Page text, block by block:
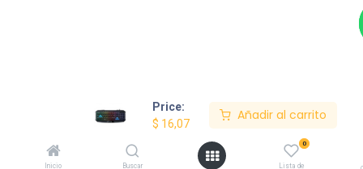
Price:
$ 16,07
Añadir al carrito
Inicio Buscar
0
Lista de